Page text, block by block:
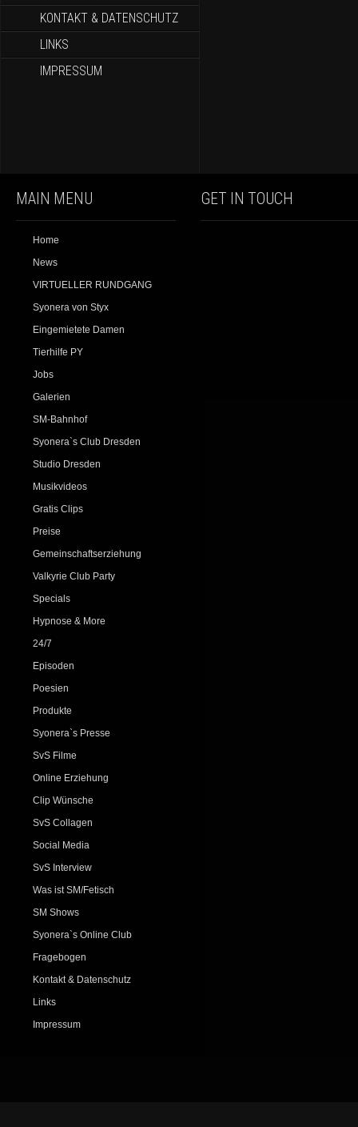
KONTAKT & DATENSCHUTZ
LINKS
IMPRESSUM
MAIN MENU
Home
News
VIRTUELLER RUNDGANG
Syonera von Styx
Eingemietete Damen
Tierhilfe PY
Jobs
Galerien
SM-Bahnhof
Syonera`s Club Dresden
Studio Dresden
Musikvideos
Gratis Clips
Preise
Gemeinschaftserziehung
Valkyrie Club Party
Specials
Hypnose & More
24/7
Episoden
Poesien
Produkte
Syonera`s Presse
SvS Filme
Online Erziehung
Clip Wünsche
SvS Collagen
Social Media
SvS Interview
Was ist SM/Fetisch
SM Shows
Syonera`s Online Club
Fragebogen
Kontakt & Datenschutz
Links
Impressum
GET IN TOUCH